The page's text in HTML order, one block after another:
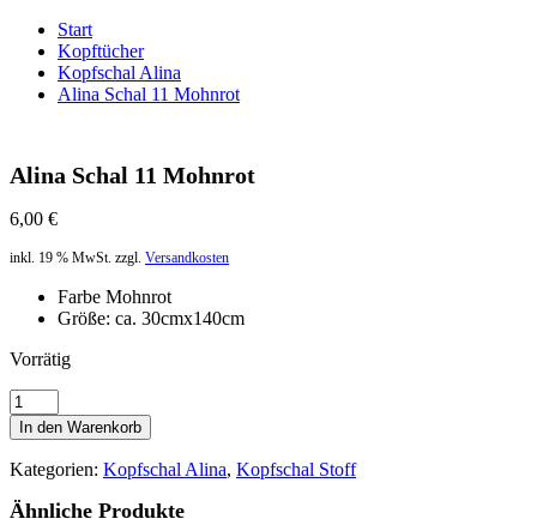
Start
Kopftücher
Kopfschal Alina
Alina Schal 11 Mohnrot
Alina Schal 11 Mohnrot
6,00 €
inkl. 19 % MwSt. zzgl. Versandkosten
Farbe Mohnrot
Größe: ca. 30cmx140cm
Vorrätig
Alina
Schal
11
Mohnrot
Menge
In den Warenkorb
Kategorien: Kopfschal Alina, Kopfschal Stoff
Ähnliche Produkte